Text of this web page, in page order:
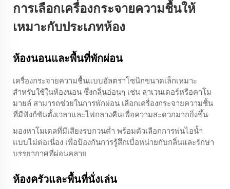
การเลือกเครื่องกระจายความชื้นให้
เหมาะกับประเภทห้อง
ห้องนอนและพื้นที่พักผ่อน
เครื่องกระจายความชื้นแบบอัลตราโซนิกขนาดเล็กเหมาะ
สำหรับใช้ในห้องนอน ซึ่งกลิ่นอ่อนๆ เช่น ลาเวนเดอร์หรือคาโม
มายล์ สามารถช่วยในการพักผ่อน เลือกเครื่องกระจายความชื้น
ที่มีฟังก์ชันตั้งเวลาและไฟกลางคืนเพื่อความสะดวกมากยิ่งขึ้น
มองหาโมเดลที่มีเสียงรบกวนต่ำ พร้อมตัวเลือกการพ่นไอน้ำ
แบบไม่ต่อเนื่อง เพื่อป้องกันการรู้สึกเบื่อหน่ายกับกลิ่นและรักษา
บรรยากาศที่ผ่อนคลาย
ห้องครัวและพื้นที่นั่งเล่น